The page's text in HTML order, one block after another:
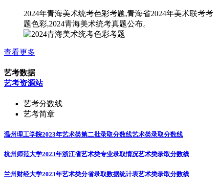
2024年青海美术统考色彩考题,青海省2024年美术联考考
题色彩,2024青海美术统考真题公布。
查看更多
艺考数据
艺考资源站
艺考分数线
艺考简章
温州理工学院2023年艺术类第二批录取分数线艺术类录取分数线
杭州师范大学2023年浙江省艺术类专业录取情况艺术类录取分数线
兰州财经大学2023年艺术类分省录取数据统计表艺术类录取分数线